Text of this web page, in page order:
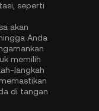
seperti
akan
Anda
memilih
langkah
di tangan